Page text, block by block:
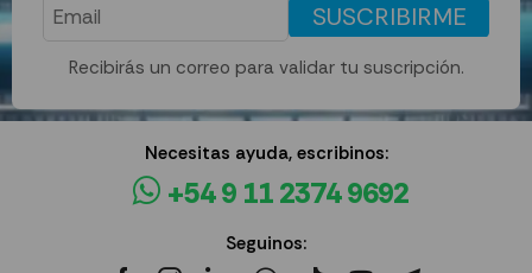
SUSCRIBIRME
Recibirás un correo para validar tu suscripción.
Necesitas ayuda, escribinos:
+54 9 11 2374 9692
Seguinos: